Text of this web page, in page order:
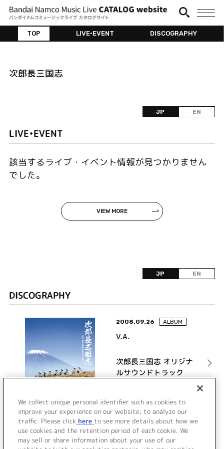
TOP LIVE•EVENT DISCOGRAPHY
次郎長三国志
JP EN
LIVE•EVENT
該当するライブ・イベント情報が見つかりません
でした。
VIEW MORE
JP EN
DISCOGRAPHY
2008.09.26 ALBUM
V.A.
次郎長三国志 オリジナ
ルサウンドトラック
詳細を見る
VIEW MORE
We collect unique personal identifier such as cookies to
improve your experience on our website, to analyze our
traffic. Please click here to see more details about how we
use cookies and the retention period of each cookie. We
may sell or share information about your use of our